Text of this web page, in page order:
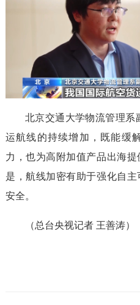
北京交通大学物流管理系
运航线的持续增加，既能缓
力，也为高附加值产品出海
是，航线加密有助于强化自
安全。
（总台央视记者 王善涛）